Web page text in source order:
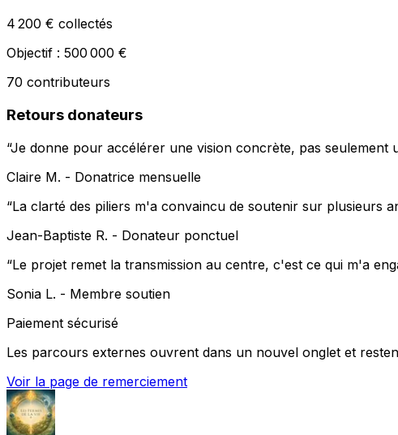
4 200 € collectés
Objectif : 500 000 €
70 contributeurs
Retours donateurs
“Je donne pour accélérer une vision concrète, pas seulement
Claire M. - Donatrice mensuelle
“La clarté des piliers m'a convaincu de soutenir sur plusieurs
Jean-Baptiste R. - Donateur ponctuel
“Le projet remet la transmission au centre, c'est ce qui m'a
Sonia L. - Membre soutien
Paiement sécurisé
Les parcours externes ouvrent dans un nouvel onglet et
Voir la page de remerciement